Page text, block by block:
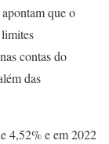
que o
contas do
das
4,52% e em 2022